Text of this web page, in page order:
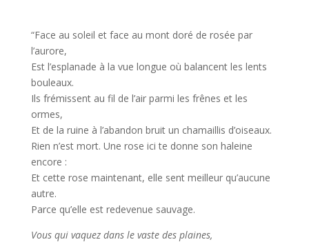
“Face au soleil et face au mont doré de rosée par
l’aurore,
Est l’esplanade à la vue longue où balancent les lents
bouleaux.
Ils frémissent au fil de l’air parmi les frênes et les
ormes,
Et de la ruine à l’abandon bruit un chamaillis d’oiseaux.
Rien n’est mort. Une rose ici te donne son haleine
encore :
Et cette rose maintenant, elle sent meilleur qu’aucune
autre.
Parce qu’elle est redevenue sauvage.
Vous qui vaquez dans le vaste des plaines,